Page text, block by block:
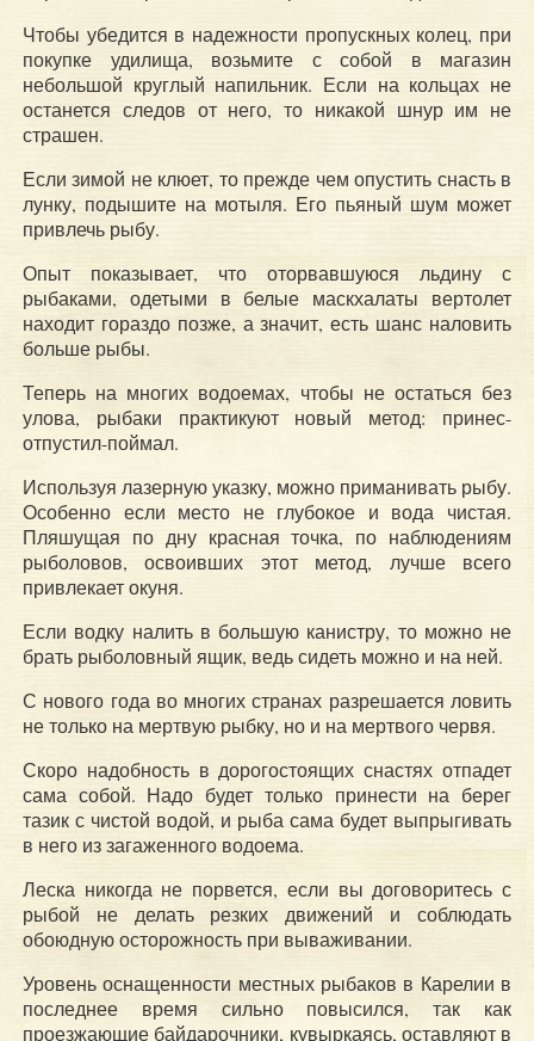
Чтобы убедится в надежности пропускных колец, при
покупке удилища, возьмите с собой в магазин
небольшой круглый напильник. Если на кольцах не
останется следов от него, то никакой шнур им не
страшен.
Если зимой не клюет, то прежде чем опустить снасть в
лунку, подышите на мотыля. Его пьяный шум может
привлечь рыбу.
Опыт показывает, что оторвавшуюся льдину с
рыбаками, одетыми в белые маскхалаты вертолет
находит гораздо позже, а значит, есть шанс наловить
больше рыбы.
Теперь на многих водоемах, чтобы не остаться без
улова, рыбаки практикуют новый метод: принес-
отпустил-поймал.
Используя лазерную указку, можно приманивать рыбу.
Особенно если место не глубокое и вода чистая.
Пляшущая по дну красная точка, по наблюдениям
рыболовов, освоивших этот метод, лучше всего
привлекает окуня.
Если водку налить в большую канистру, то можно не
брать рыболовный ящик, ведь сидеть можно и на ней.
С нового года во многих странах разрешается ловить
не только на мертвую рыбку, но и на мертвого червя.
Скоро надобность в дорогостоящих снастях отпадет
сама собой. Надо будет только принести на берег
тазик с чистой водой, и рыба сама будет выпрыгивать
в него из загаженного водоема.
Леска никогда не порвется, если вы договоритесь с
рыбой не делать резких движений и соблюдать
обоюдную осторожность при вываживании.
Уровень оснащенности местных рыбаков в Карелии в
последнее время сильно повысился, так как
проезжающие байдарочники, кувыркаясь, оставляют в